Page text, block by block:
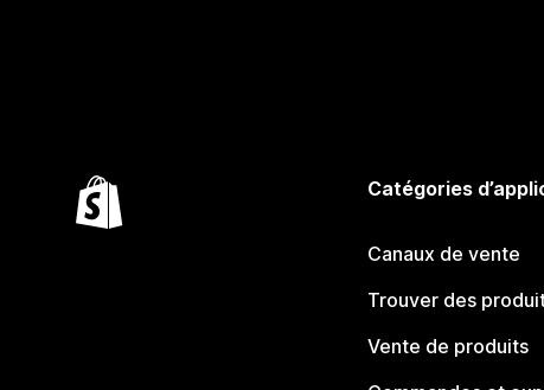
Catégories
Canaux de vente
Trouver des
Vente de produits